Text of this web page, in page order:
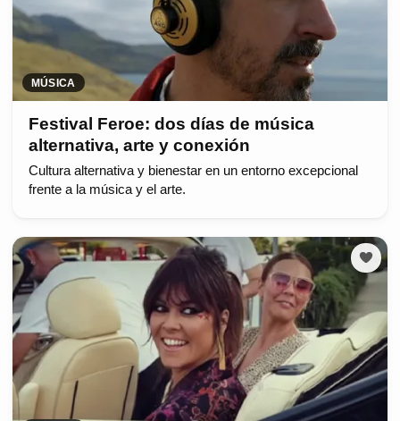
MÚSICA
Festival Feroe: dos días de música
alternativa, arte y conexión
Cultura alternativa y bienestar en un entorno excepcional
frente a la música y el arte.